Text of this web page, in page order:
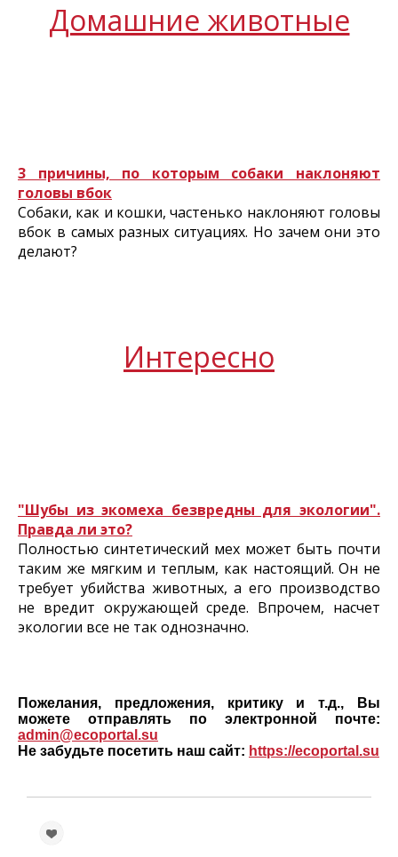
Домашние животные
3 причины, по которым собаки наклоняют
головы вбок
Собаки, как и кошки, частенько наклоняют головы
вбок в самых разных ситуациях. Но зачем они это
делают?
Интересно
"Шубы из экомеха безвредны для экологии".
Правда ли это?
Полностью синтетический мех может быть почти
таким же мягким и теплым, как настоящий. Он не
требует убийства животных, а его производство
не вредит окружающей среде. Впрочем, насчет
экологии все не так однозначно.
Пожелания, предложения, критику и т.д., Вы
можете отправлять по электронной почте:
admin@ecoportal.su
Не забудьте посетить наш сайт: https://ecoportal.su